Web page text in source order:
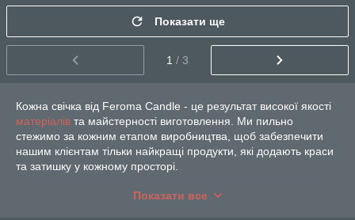
Показати ще
1 / 3
Кожна свічка від Feroma Candle - це результат високої якості
матеріалів та майстерності виготовлення. Ми пильно
стежимо за кожним етапом виробництва, щоб забезпечити
нашим клієнтам тільки найкращі продукти, які додають краси
та затишку у кожному просторі.
кожен знайде своє ідеальне рішення для дому, подарунка чи
Показати все